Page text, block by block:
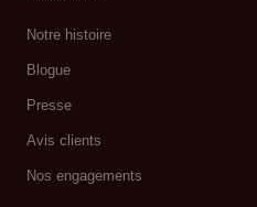
Notre histoire
Blogue
Presse
Avis clients
Nos engagements